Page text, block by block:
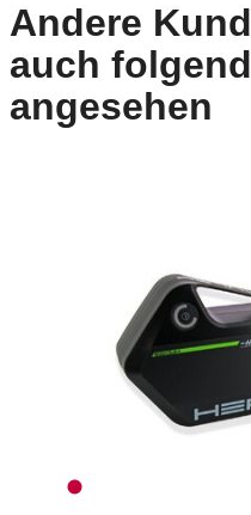
Andere
auch
angesehen